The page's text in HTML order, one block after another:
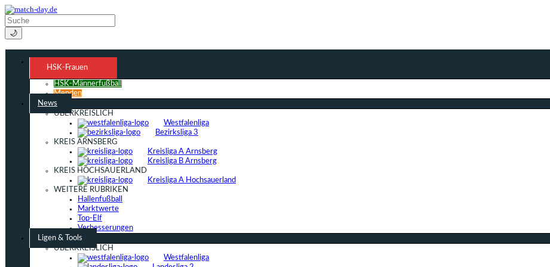
🌙
HSK-Frauen
HSK-Männerfußball
Menden
News
ÜBERKREISLICH
Westfalenliga
Bezirksliga 3
KREIS ARNSBERG
Kreisliga A Arnsberg
Kreisliga B Arnsberg
KREIS HOCHSAUERLAND
Kreisliga A Hochsauerland
WEITERE RUBRIKEN
Hallenfußball
Marktwerte
Top-Elf
Verbesserungen
Ligen & Tools
ÜBERKREISLICH
Westfalenliga